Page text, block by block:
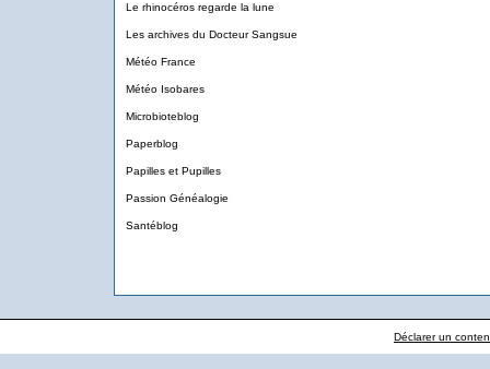
Le rhinocéros regarde la lune
Les archives du Docteur Sangsue
Météo France
Météo Isobares
Microbioteblog
Paperblog
Papilles et Pupilles
Passion Généalogie
Santéblog
Déclarer un